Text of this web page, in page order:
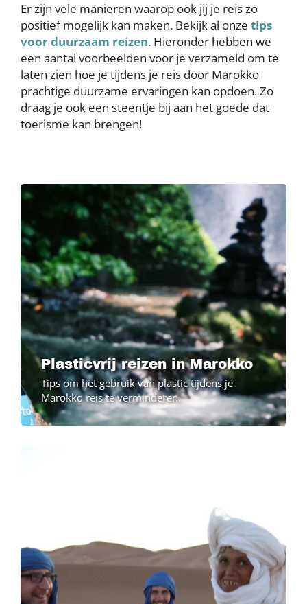
Er zijn vele manieren waarop ook jij je reis zo
positief mogelijk kan maken. Bekijk al onze tips
voor duurzaam reizen. Hieronder hebben we
een aantal voorbeelden voor je verzameld om te
laten zien hoe je tijdens je reis door Marokko
prachtige duurzame ervaringen kan opdoen. Zo
draag je ook een steentje bij aan het goede dat
toerisme kan brengen!
Image
Plasticvrij reizen in Marokko
Tips om het gebruik van plastic tijdens je
Marokko reis te verminderen.